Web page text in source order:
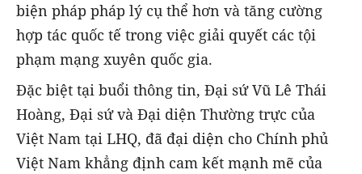
biện pháp pháp lý cụ thể hơn và tăng cường
hợp tác quốc tế trong việc giải quyết các tội
phạm mạng xuyên quốc gia.
Đặc biệt tại buổi thông tin, Đại sứ Vũ Lê Thái
Hoàng, Đại sứ và Đại diện Thường trực của
Việt Nam tại LHQ, đã đại diện cho Chính phủ
Việt Nam khẳng định cam kết mạnh mẽ của